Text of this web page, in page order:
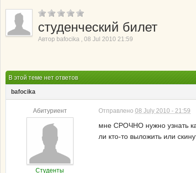
студенческий билет
Автор bafocika , 08 Jul 2010 21:59
В этой теме нет ответов
bafocika
Абитуриент
Студенты
Отправлено 08 July 2010 - 21:59
мне СРОЧНО нужно узнать
ли кто-то выложить или